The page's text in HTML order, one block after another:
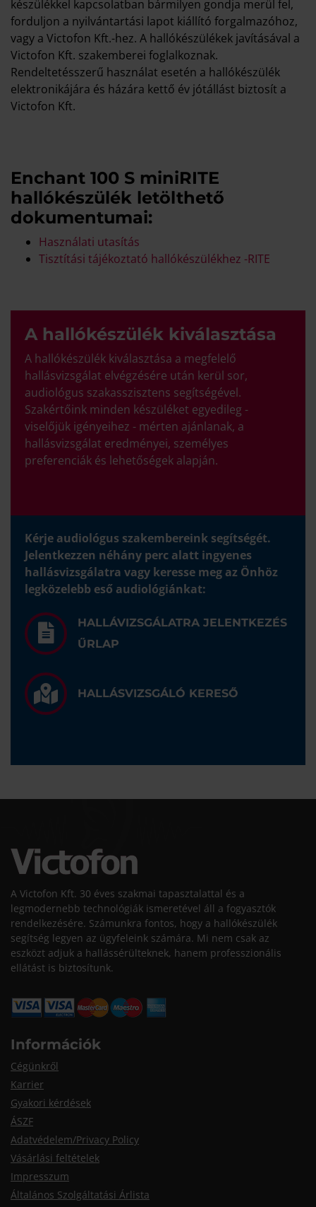
készülékkel kapcsolatban bármilyen gondja merül fel,
forduljon a nyilvántartási lapot kiállító forgalmazóhoz,
vagy a Victofon Kft.-hez. A hallókészülékek javításával a
Victofon Kft. szakemberei foglalkoznak.
Rendeltetésszerű használat esetén a hallókészülék
elektronikájára és házára kettő év jótállást biztosít a
Victofon Kft.
Enchant 100 S miniRITE
hallókészülék letölthető
dokumentumai:
Használati utasítás
Tisztítási tájékoztató hallókészülékhez -RITE
A hallókészülék kiválasztása
A hallókészülék kiválasztása a megfelelő
hallásvizsgálat elvégzésére után kerül sor,
audiológus szakasszisztens segítségével.
Szakértőink minden készüléket egyedileg -
viselőjük igényeihez - mérten ajánlanak, a
hallásvizsgálat eredményei, személyes
preferenciák és lehetőségek alapján.
Kérje audiológus szakembereink segítségét.
Jelentkezzen néhány perc alatt ingyenes
hallásvizsgálatra vagy keresse meg az Önhöz
legközelebb eső audiológiánkat:
HALLÁVIZSGÁLATRA JELENTKEZÉS
ŰRLAP
HALLÁSVIZSGÁLÓ KERESŐ
A Victofon Kft. 30 éves szakmai tapasztalattal és a
legmodernebb technológiák ismeretével áll a fogyasztók
rendelkezésére. Számunkra fontos, hogy a hallókészülék
segítség legyen az ügyfeleink számára. Mi nem csak az
eszközt adjuk a hallássérülteknek, hanem professzionális
ellátást is biztosítunk.
Információk
Cégünkről
Karrier
Gyakori kérdések
ÁSZF
Adatvédelem/Privacy Policy
Vásárlási feltételek
Impresszum
Általános Szolgáltatási Árlista